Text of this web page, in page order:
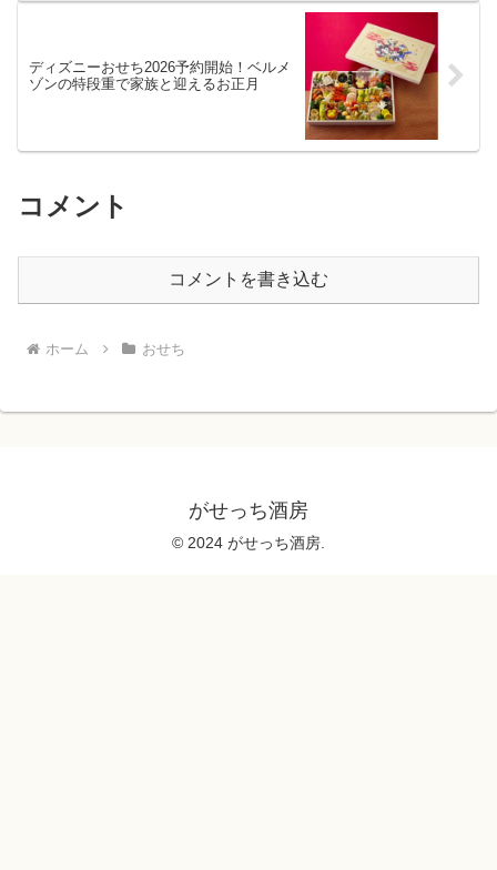
ディズニーおせち2026予約開始！ベルメ
ゾンの特段重で家族と迎えるお正月
コメント
コメントを書き込む
ホーム おせち
がせっち酒房
© 2024 がせっち酒房.